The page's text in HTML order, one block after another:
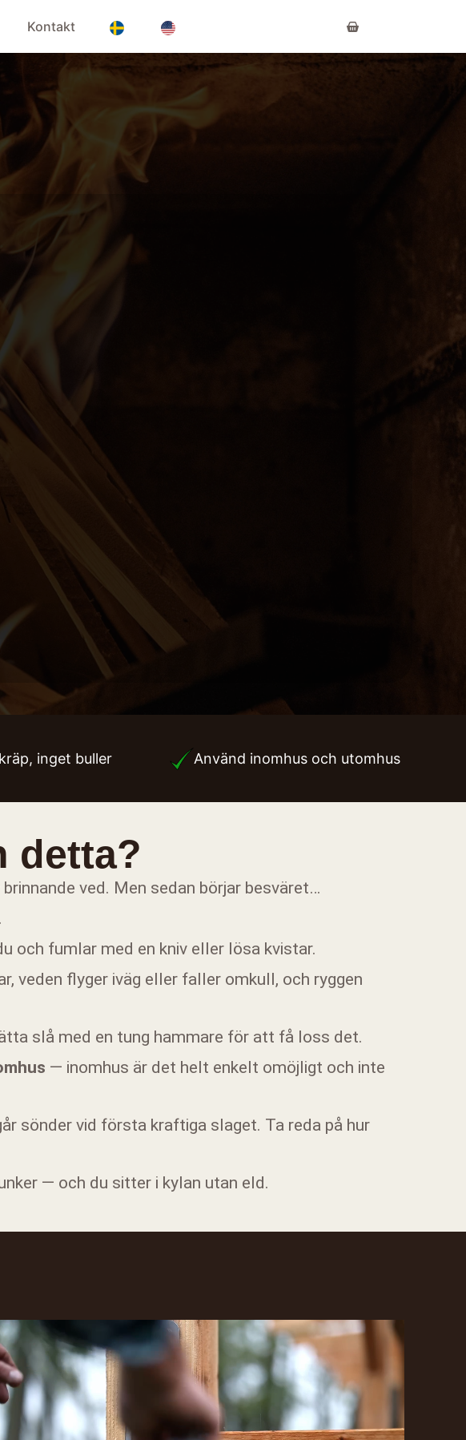
Kontakt
inget buller Använd inomhus och utomhus
detta?
ved. Men sedan börjar besväret…
och fumlar med en kniv eller lösa kvistar.
veden flyger iväg eller faller omkull, och ryggen
slå med en tung hammare för att få loss det.
— inomhus är det helt enkelt omöjligt och inte
sönder vid första kraftiga slaget. Ta reda på hur
— och du sitter i kylan utan eld.